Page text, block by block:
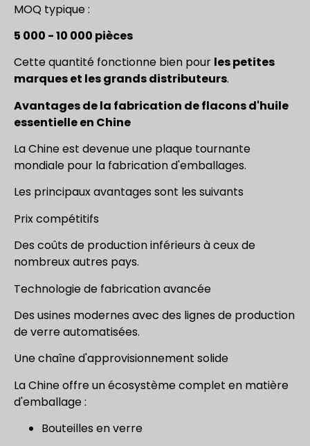
MOQ typique :
5 000 - 10 000 pièces
Cette quantité fonctionne bien pour les petites
marques et les grands distributeurs.
Avantages de la fabrication de flacons d'huile
essentielle en Chine
La Chine est devenue une plaque tournante
mondiale pour la fabrication d'emballages.
Les principaux avantages sont les suivants
Prix compétitifs
Des coûts de production inférieurs à ceux de
nombreux autres pays.
Technologie de fabrication avancée
Des usines modernes avec des lignes de production
de verre automatisées.
Une chaîne d'approvisionnement solide
La Chine offre un écosystème complet en matière
d'emballage :
Bouteilles en verre